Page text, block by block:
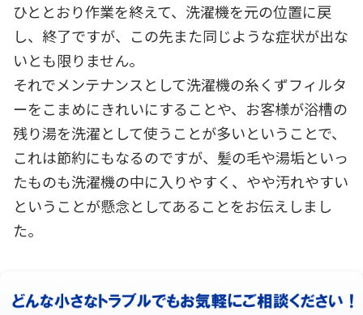
ひととおり作業を終えて、洗濯機を元の位置に戻
し、終了ですが、この先また同じような症状が出な
いとも限りません。
それでメンテナンスとして洗濯機の糸くずフィルタ
ーをこまめにきれいにすることや、お客様が浴槽の
残り湯を洗濯として使うことが多いということで、
これは節約にもなるのですが、髪の毛や湯垢といっ
たものも洗濯機の中に入りやすく、やや汚れやすい
ということが懸念としてあることをお伝えしまし
た。